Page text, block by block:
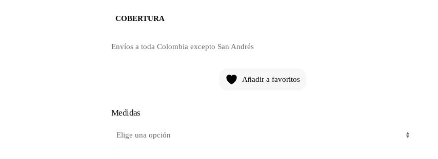
COBERTURA
Envíos a toda Colombia excepto San Andrés
Añadir a favoritos
Medidas